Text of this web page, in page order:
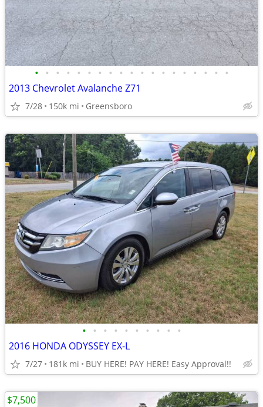
• • • • • • • • • • • • • • • • • • •
2013 Chevrolet Avalanche Z71
7/28 150k mi Greensboro
• • • • • • • • • •
2016 HONDA ODYSSEY EX-L
7/27 181k mi BUY HERE! PAY HERE! Easy Approval!!
$7,500